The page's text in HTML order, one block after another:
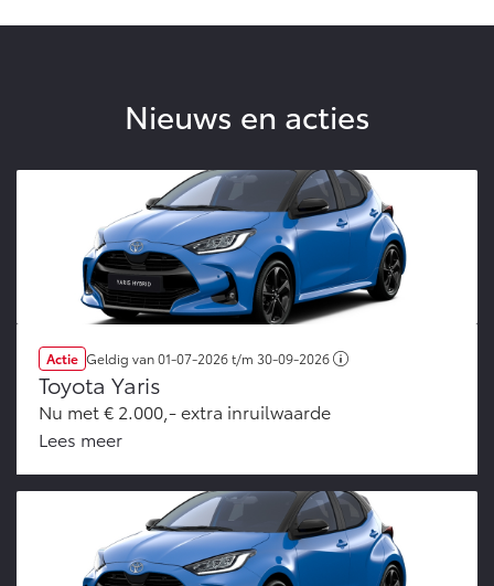
Nieuws en acties
Actie Geldig van01-07-2026t/m 30-09-2026
Toyota Yaris
Nu met € 2.000,- extra inruilwaarde
Lees meer